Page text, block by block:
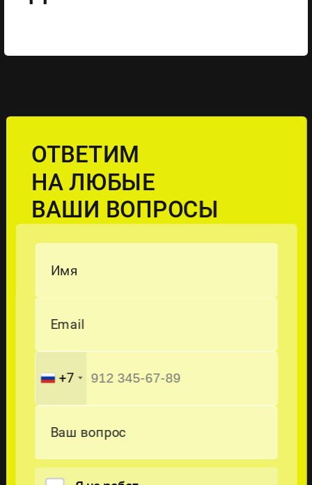
ОТВЕТИМ
НА ЛЮБЫЕ
ВАШИ ВОПРОСЫ
Имя
Email
+7
Ваш вопрос